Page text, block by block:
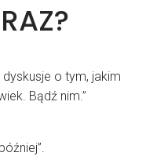
o tym, jakim
Bądź nim.”